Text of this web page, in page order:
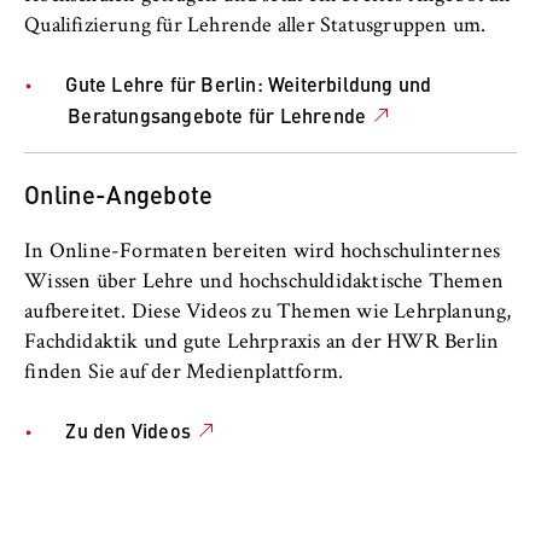
i
B
e
r
l
i
n
S
c
h
o
l
Hochschuldidaktik
Wegweiser für Anliegen und
Beschwerden
Nachhaltigkeit und Klimaschutz
Diversität
Geschichte
Personen von A bis Z
Qualifizierung für Lehrende aller Statusgruppen um.
Gute Lehre für Berlin: Weiterbildung und
Beratungsangebote für Lehrende
Online-Angebote
In Online-Formaten bereiten wird hochschulinternes
Wissen über Lehre und hochschuldidaktische Themen
aufbereitet. Diese Videos zu Themen wie Lehrplanung,
Fachdidaktik und gute Lehrpraxis an der HWR Berlin
finden Sie auf der Medienplattform.
Zu den Videos
Anbieter:
Zweck:
Domäne. Dadurch wird verhindert, dass das
der Website wiederholt angezeigt wird.
1 Jahr